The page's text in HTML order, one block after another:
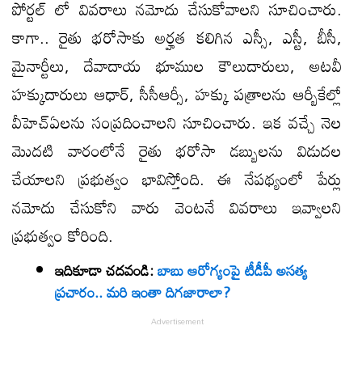
పోర్టల్ లో వివరాలు నమోదు చేసుకోవాలని సూచించారు.
కాగా.. రైతు భరోసాకు అర్హత కలిగిన ఎస్సీ, ఎస్టీ, బీసీ,
మైనార్టీలు, దేవాదాయ భూముల కౌలుదారులు, అటవీ
హక్కుదారులు ఆధార్, సీసీఆర్సీ, హక్కు పత్రాలను ఆర్బీకేల్లో
వీహెచ్ఏలను సంప్రదించాలని సూచించారు. ఇక వచ్చే నెల
మెుదటి వారంలోనే రైతు భరోసా డబ్బులను విడుదల
చేయాలని ప్రభుత్వం భావిస్తోంది. ఈ నేపథ్యంలో పేర్లు
నమోదు చేసుకోని వారు వెంటనే వివరాలు ఇవ్వాలని
ప్రభుత్వం కోరింది.
ఇదికూడా చదవండి:బాబు ఆరోగ్యంపై టీడీపీ అసత్య
ప్రచారం.. మరి ఇంతా దిగజారాలా?